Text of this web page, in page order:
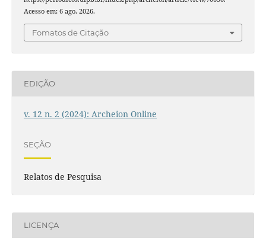
Acesso em: 6 ago. 2026.
Fomatos de Citação
EDIÇÃO
v. 12 n. 2 (2024): Archeion Online
SEÇÃO
Relatos de Pesquisa
LICENÇA